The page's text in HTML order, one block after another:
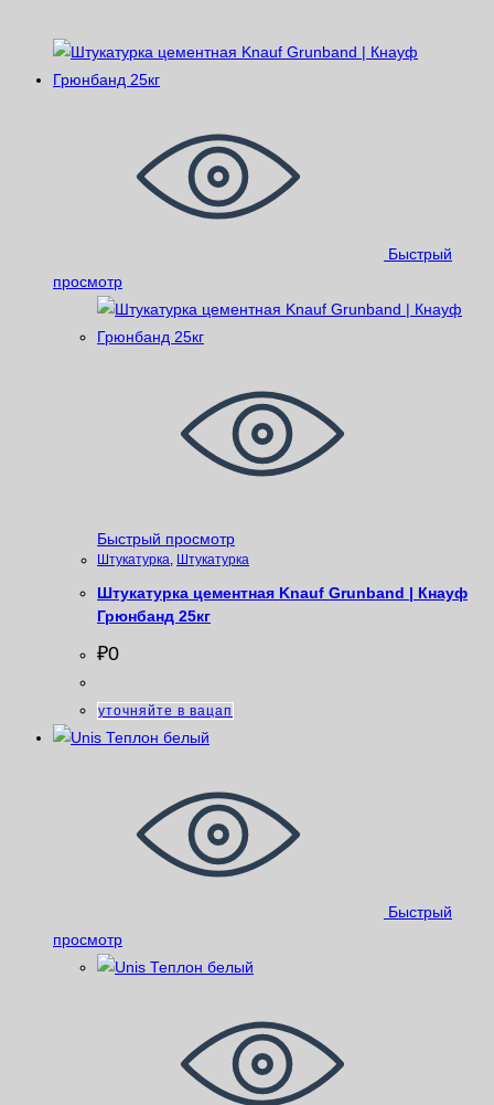
Быстрый
просмотр
Быстрый просмотр
Штукатурка, Штукатурка
Штукатурка цементная Knauf Grunband | Кнауф
Грюнбанд 25кг
₽0
уточняйте в вацап
Быстрый
просмотр